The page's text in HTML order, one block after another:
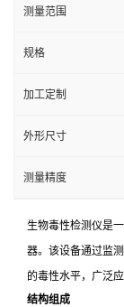
测量范围
规格
加工定制
外形尺寸
测量精度
生物毒性检测仪是
器。该设备通过监
的毒性水平，广泛
结构组成